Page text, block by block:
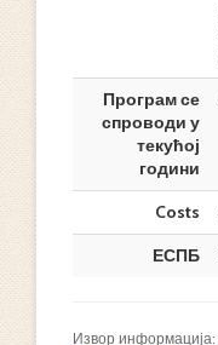
Програм се
спроводи у
текућој
години
Costs
ЕСПБ
Извор информација: